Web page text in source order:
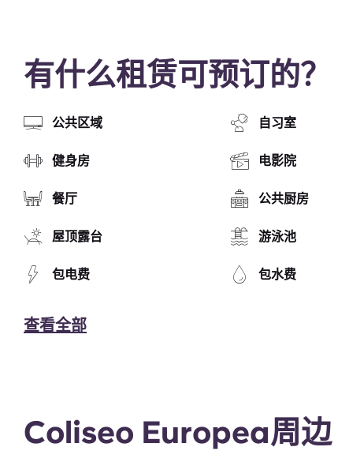
有什么租赁可预订的？
公共区域 自习室
健身房 电影院
餐厅 公共厨房
屋顶露台 游泳池
包电费 包水费
查看全部
Coliseo Europea周边